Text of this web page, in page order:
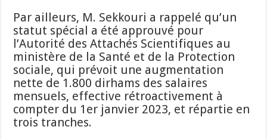
Par ailleurs, M. Sekkouri a rappelé qu’un
statut spécial a été approuvé pour
l’Autorité des Attachés Scientifiques au
ministère de la Santé et de la Protection
sociale, qui prévoit une augmentation
nette de 1.800 dirhams des salaires
mensuels, effective rétroactivement à
compter du 1er janvier 2023, et répartie en
trois tranches.